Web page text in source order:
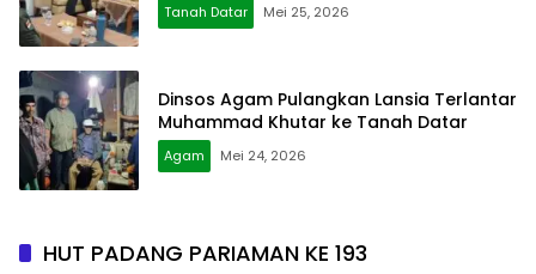
Tanah Datar Mei 25, 2026
Dinsos Agam Pulangkan Lansia Terlantar
Muhammad Khutar ke Tanah Datar
Agam Mei 24, 2026
HUT PADANG PARIAMAN KE 193